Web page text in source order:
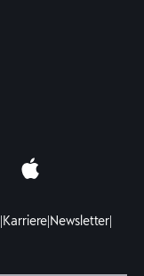
|Karriere|Newsletter|